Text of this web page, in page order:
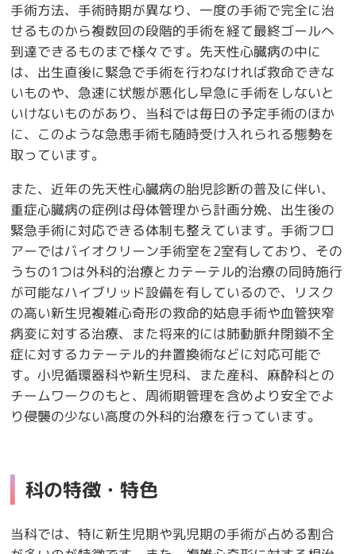
手術方法、手術時期が異なり、一度の手術で完全に治
せるものから複数回の段階的手術を経て最終ゴールへ
到達できるものまで様々です。先天性心臓病の中に
は、出生直後に緊急で手術を行わなければ救命できな
いものや、急速に状態が悪化し早急に手術をしないと
いけないものがあり、当科では毎日の予定手術のほか
に、このような急患手術も随時受け入れられる態勢を
取っています。
また、近年の先天性心臓病の胎児診断の普及に伴い、
重症心臓病の症例は母体管理から計画分娩、出生後の
緊急手術に対応できる体制も整えています。手術フロ
アーではバイオクリーン手術室を2室有しており、その
うちの1つは外科的治療とカテーテル的治療の同時施行
が可能なハイブリッド設備を有しているので、リスク
の高い新生児複雑心奇形の救命的姑息手術や血管狭窄
病変に対する治療、また将来的には肺動脈弁閉鎖不全
症に対するカテーテル的弁置換術などに対応可能で
す。小児循環器科や新生児科、また産科、麻酔科との
チームワークのもと、周術期管理を含めより安全でよ
り侵襲の少ない高度の外科的治療を行っています。
科の特徴・特色
当科では、特に新生児期や乳児期の手術が占める割合